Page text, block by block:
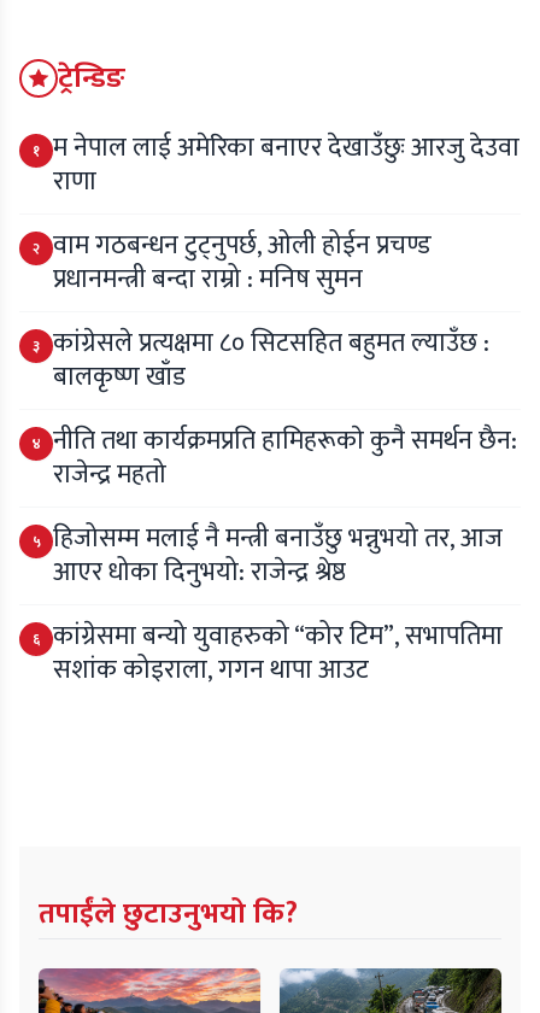
ट्रेन्डिङ
१ म नेपाल लाई अमेरिका बनाएर देखाउँछुः आरजु देउवा
राणा
२ वाम गठबन्धन टुट्नुपर्छ, ओली होईन प्रचण्ड
प्रधानमन्त्री बन्दा राम्रो : मनिष सुमन
३ कांग्रेसले प्रत्यक्षमा ८० सिटसहित बहुमत ल्याउँछ :
बालकृष्ण खाँड
४ नीति तथा कार्यक्रमप्रति हामिहरूकाे कुनै समर्थन छैन:
राजेन्द्र महतो
५ हिजोसम्म मलाई नै मन्त्री बनाउँछु भन्नुभयो तर, आज
आएर धोका दिनुभयो: राजेन्द्र श्रेष्ठ
६ कांग्रेसमा बन्यो युवाहरुको “कोर टिम”, सभापतिमा
सशांक कोइराला, गगन थापा आउट
तपाईंले छुटाउनुभयो कि?